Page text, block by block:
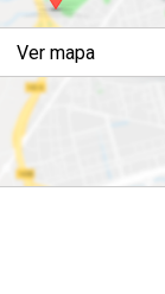
Ver mapa